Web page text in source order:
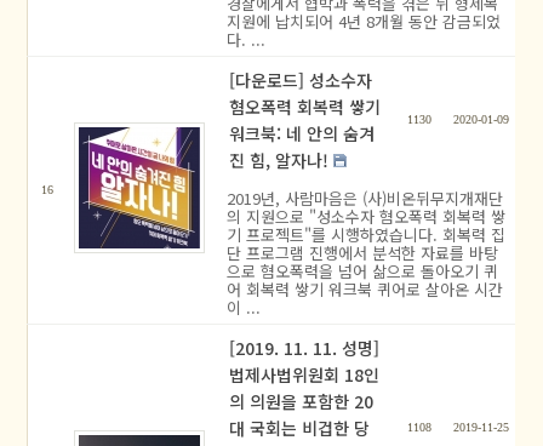
지원에 납치되어 4년 8개월 동안 감금되었
다. ...
16
[다운로드] 성소수자
혐오폭력 회복력 쌓기
워크북: 네 안의 숨겨
진 힘, 알자나!
1130 2020-01-09
2019년, 사람마음은 (사)비온뒤무지개재단
의 지원으로 "성소수자 혐오폭력 회복력 쌓
기 프로젝트"를 시행하였습니다. 회복력 집
단 프로그램 진행에서 분석한 자료를 바탕
으로 혐오폭력을 넘어 삶으로 돌아오기 퀴
어 회복력 쌓기 워크북 퀴어로 살아온 시간
이 ...
[2019. 11. 11. 성명]
법제사법위원회 18인
의 의원을 포함한 20
대 국회는 비겁한 당
1108 2019-11-25